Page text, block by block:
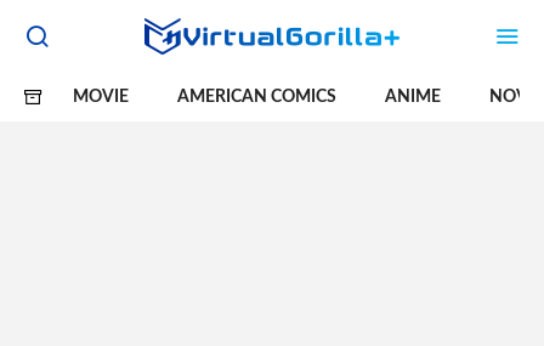
MOVIE AMERICAN COMICS ANIME